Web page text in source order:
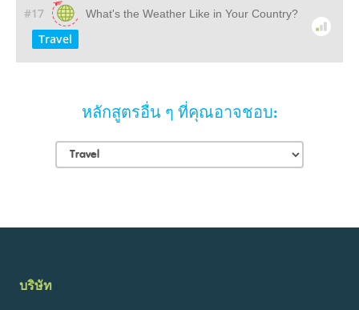
#17 What's the Weather Like in Your Country?
Travel
หลักสูตรอื่น ๆ ที่คุณอาจชอบ:
บริษัท